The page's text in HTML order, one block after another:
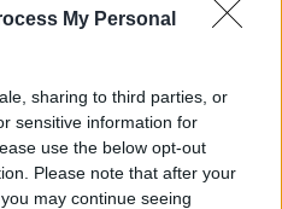
My Personal
sharing to third parties, or
sensitive information for
use the below opt-out
Please note that after your
may continue seeing